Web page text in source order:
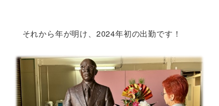
それから年が明け、2024年初の出勤です！